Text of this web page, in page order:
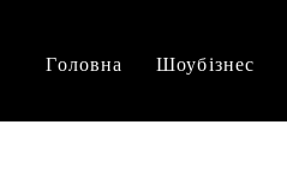
Головна Шоубізнес